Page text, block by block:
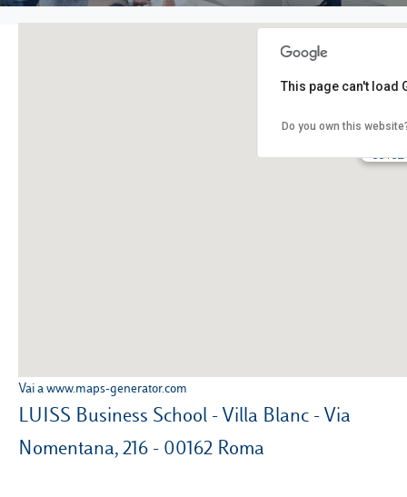
News & Eventi
Amsterdam
Dubai
00162
This page can't load
Do you own this
Vai a www.maps-generator.com
LUISS Business School - Villa Blanc - Via
Nomentana, 216 - 00162 Roma